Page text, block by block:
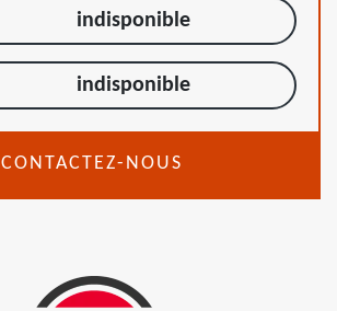
indisponible
indisponible
CONTACTEZ-NOUS